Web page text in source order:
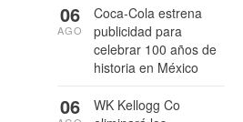
Coca-Cola estrena
publicidad para
celebrar 100 años de
historia en México
06
AGO
WK Kellogg Co
06